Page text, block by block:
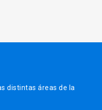
distintas áreas de la